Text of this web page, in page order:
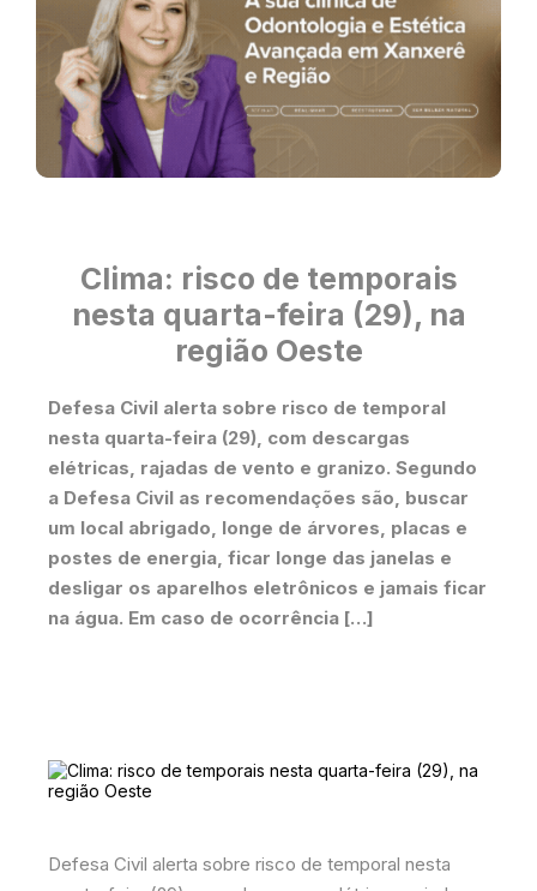
Clima: risco de temporais
nesta quarta-feira (29), na
região Oeste
Defesa Civil alerta sobre risco de temporal
nesta quarta-feira (29), com descargas
elétricas, rajadas de vento e granizo. Segundo
a Defesa Civil as recomendações são, buscar
um local abrigado, longe de árvores, placas e
postes de energia, ficar longe das janelas e
desligar os aparelhos eletrônicos e jamais ficar
na água. Em caso de ocorrência […]
Defesa Civil alerta sobre risco de temporal nesta